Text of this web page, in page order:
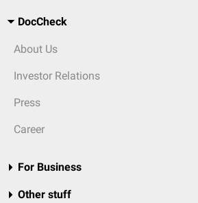
DocCheck
About Us
Investor Relations
Press
Career
For Business
Other stuff